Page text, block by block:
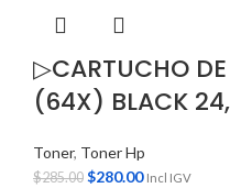
▷CARTUCHO
(64X) BLACK
Toner, Toner Hp
$285.00 $280.00 Incl IGV